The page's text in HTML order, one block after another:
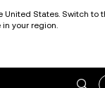
United States. Switch to
your region.